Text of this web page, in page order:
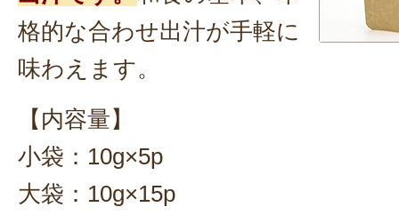
格的な合わせ出汁が手軽に
味わえます。
【内容量】
小袋：10g×5p
大袋：10g×15p